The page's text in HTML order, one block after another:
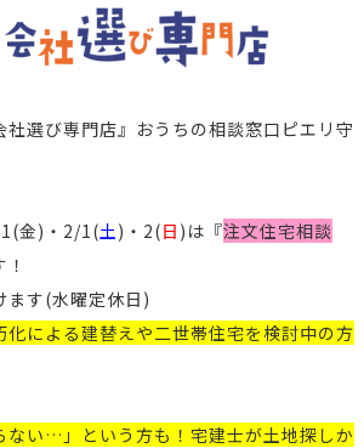
社選び専門店』おうちの相談窓口ピエリ守
金)・2/1(土 )・2(日 )は『注文住宅相談
ます(水曜定休日)
による建替えや二世帯住宅を検討中の方
ない…」という方も！宅建士が土地探しか